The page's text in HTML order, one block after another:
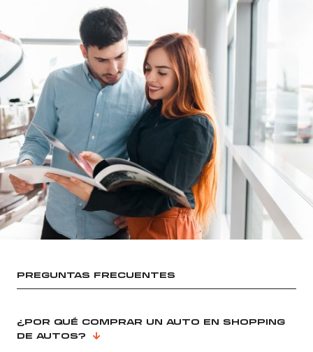
PREGUNTAS FRECUENTES
¿POR QUÉ COMPRAR UN AUTO EN SHOPPING
DE AUTOS?